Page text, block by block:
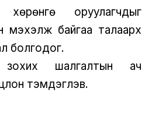
хөрөнгө оруулагчдыг
мэхэлж байгаа талаарх
болгодог.
зохих шалгалтын ач
тэмдэглэв.